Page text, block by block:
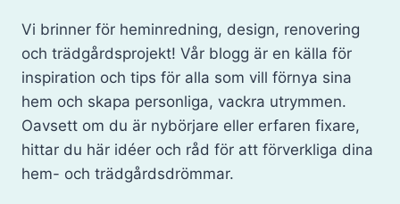
Vi brinner för heminredning, design, renovering
och trädgårdsprojekt! Vår blogg är en källa för
inspiration och tips för alla som vill förnya sina
hem och skapa personliga, vackra utrymmen.
Oavsett om du är nybörjare eller erfaren fixare,
hittar du här idéer och råd för att förverkliga dina
hem- och trädgårdsdrömmar.